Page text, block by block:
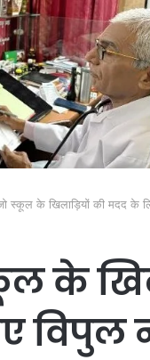
स्कूल के खिलाड़ियों की मदद के
के